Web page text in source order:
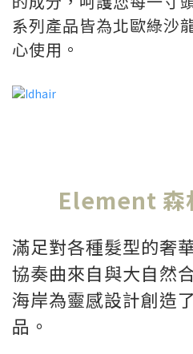
系列產品皆為北歐綠沙
心使用。
Element 森
滿足對各種髮型的奢
協奏曲來自與大自然
海岸為靈感設計創造
品。